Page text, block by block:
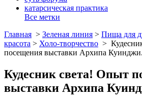
катарсическая практика
Все метки
Главная > Зеленая линия > Пища для
красота > Холо-творчество >
посещения выставки Архипа Куинджи.
Кудесник света! Опыт
выставки Архипа